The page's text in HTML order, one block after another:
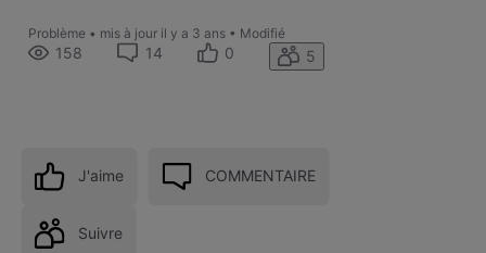
Problème • mis à jour il y a 3 ans• Modifié
158 14 0 5
J'aime COMMENTAIRE
Suivre